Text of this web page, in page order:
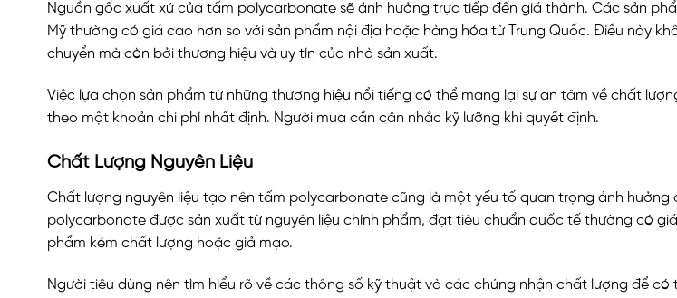
Nguồn gốc xuất xứ của tấm polycarbonate sẽ ảnh hưởng trực tiếp đến giá thành. Các sản
Mỹ thường có giá cao hơn so với sản phẩm nội địa hoặc hàng hóa từ Trung Quốc. Điều này
chuyển mà còn bởi thương hiệu và uy tín của nhà sản xuất.
Việc lựa chọn sản phẩm từ những thương hiệu nổi tiếng có thể mang lại sự an tâm về chất
theo một khoản chi phí nhất định. Người mua cần cân nhắc kỹ lưỡng khi quyết định.
Chất Lượng Nguyên Liệu
Chất lượng nguyên liệu tạo nên tấm polycarbonate cũng là một yếu tố quan trọng ảnh hưởng
polycarbonate được sản xuất từ nguyên liệu chính phẩm, đạt tiêu chuẩn quốc tế thường có
phẩm kém chất lượng hoặc giả mạo.
Người tiêu dùng nên tìm hiểu rõ về các thông số kỹ thuật và các chứng nhận chất lượng để có